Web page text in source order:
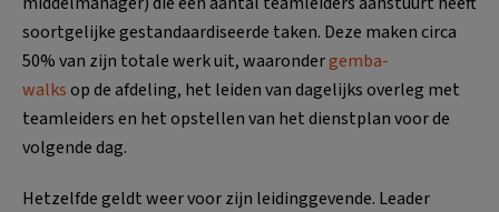
soortgelijke gestandaardiseerde taken. Deze maken circa
50% van zijn totale werk uit, waarondergemba-
walksop de afdeling, het leiden van dagelijks overleg met
teamleiders en het opstellen van het dienstplan voor de
volgende dag.
Hetzelfde geldt weer voor zijn leidinggevende. Leader